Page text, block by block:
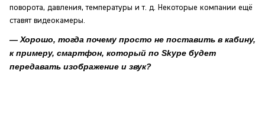
поворота, давления, температуры и т. д. Некоторые компании ещё
ставят видеокамеры.
— Хорошо, тогда почему просто не поставить в кабину,
к примеру, смартфон, который по Skype будет
передавать изображение и звук?